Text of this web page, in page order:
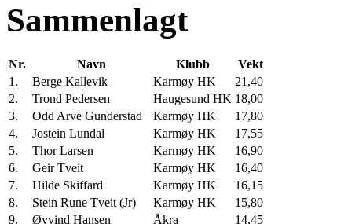
Sammenlagt
Nr. Navn Klubb
Vekt
1.
Berge Kallevik Karmøy HK
21,40
2.
Trond Pedersen Haugesund HK 18,00
3.
Odd Arve Gunderstad Karmøy HK
17,80
4.
Jostein Lundal Karmøy HK
17,55
5.
Thor Larsen Karmøy HK
16,90
6.
Geir Tveit Karmøy HK
16,40
7.
Hilde Skiffard Karmøy HK
16,15
8.
Stein Rune Tveit (Jr) Karmøy HK
15,80
9.
Øyvind Hansen Åkra
14,45